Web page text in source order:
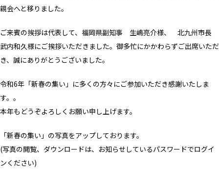
親会へと移りました。
ご来賓の挨拶は代表して、福岡県副知事 生嶋亮介様、 北九州市長
武内和久様にご挨拶いただきました。御多忙にかかわらずご出席いただ
き、誠にありがとうございました。
令和6年「新春の集い」に多くの方々にご参加いただき感謝いたしま
す。。
本年もどうぞよろしくお願い申し上げます。
「新春の集い」の写真をアップしております。
(写真の閲覧、ダウンロードは、お知らせしているパスワードでログイ
ンください)